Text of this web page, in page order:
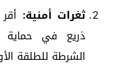
ثغرات أمنية:
ذريع في حماية
الشرطة للطلقة